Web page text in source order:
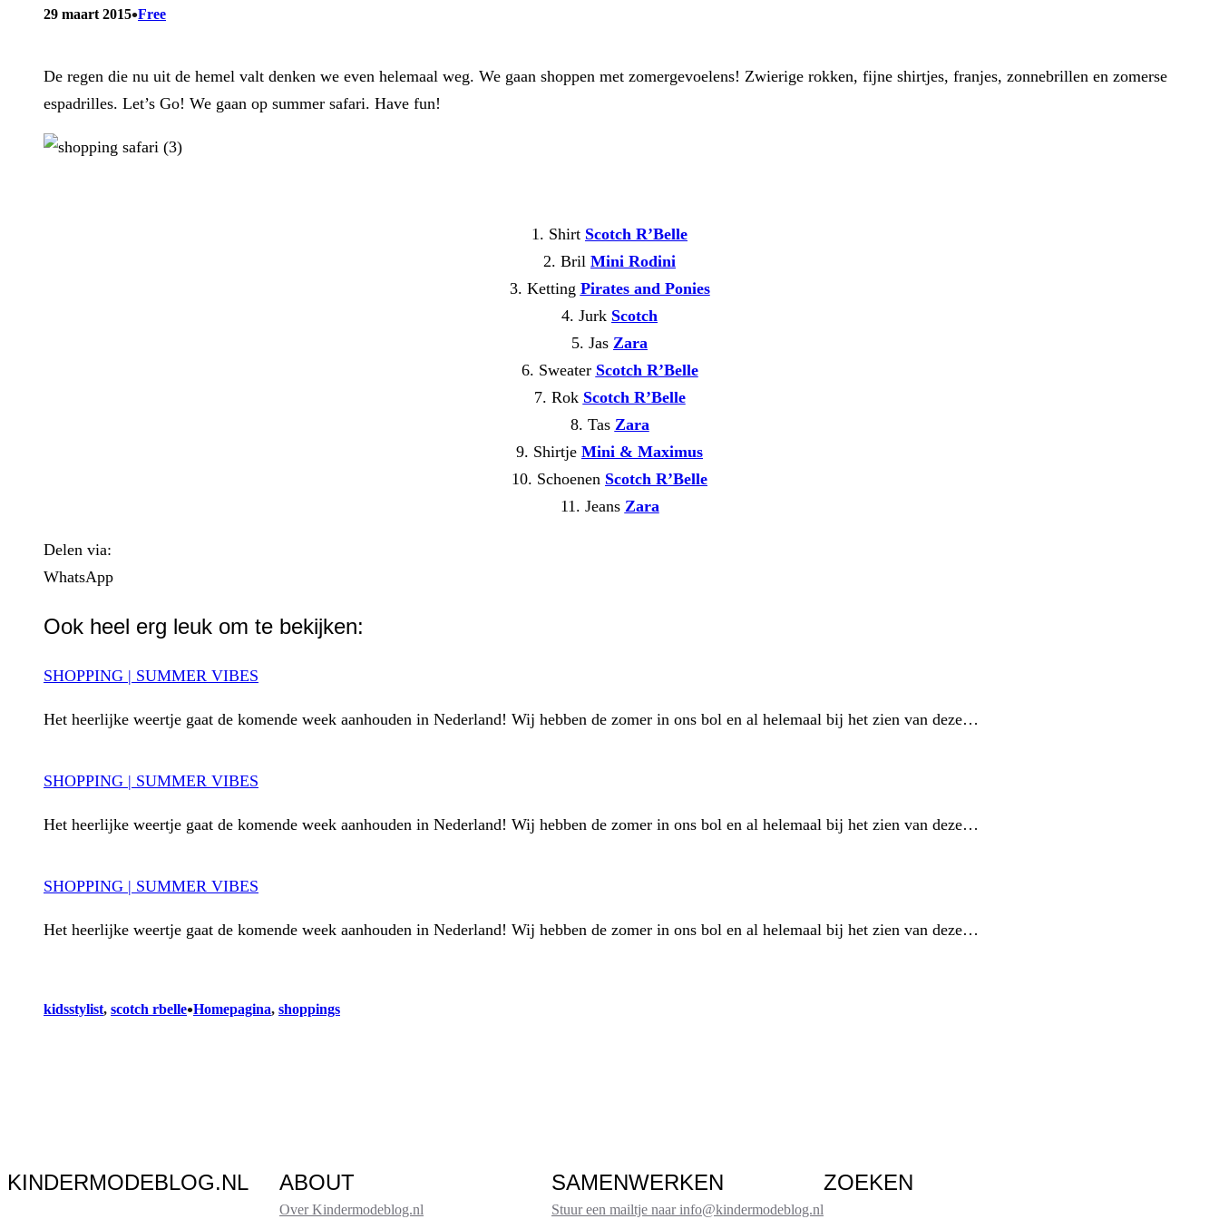
29 maart 2015•Free
De regen die nu uit de hemel valt denken we even helemaal weg. We gaan shoppen met zomergevoelens! Zwierige rokken, fijne shirtjes, franjes, zonnebrillen en zomerse
espadrilles. Let’s Go! We gaan op summer safari. Have fun!
1. Shirt Scotch R’Belle
2. Bril Mini Rodini
3. Ketting Pirates and Ponies
4. Jurk Scotch
5. Jas Zara
6. Sweater Scotch R’Belle
7. Rok Scotch R’Belle
8. Tas Zara
9. Shirtje Mini & Maximus
10. Schoenen Scotch R’Belle
11. Jeans Zara
Delen via:
WhatsApp
Ook heel erg leuk om te bekijken:
SHOPPING | SUMMER VIBES
Het heerlijke weertje gaat de komende week aanhouden in Nederland! Wij hebben de zomer in ons bol en al helemaal bij het zien van deze…
SHOPPING | SUMMER VIBES
Het heerlijke weertje gaat de komende week aanhouden in Nederland! Wij hebben de zomer in ons bol en al helemaal bij het zien van deze…
SHOPPING | SUMMER VIBES
Het heerlijke weertje gaat de komende week aanhouden in Nederland! Wij hebben de zomer in ons bol en al helemaal bij het zien van deze…
kidsstylist, scotch rbelle•Homepagina, shoppings
KINDERMODEBLOG.NL ABOUT
Over Kindermodeblog.nl
SAMENWERKEN
Stuur een mailtje naar info@kindermodeblog.nl
ZOEKEN